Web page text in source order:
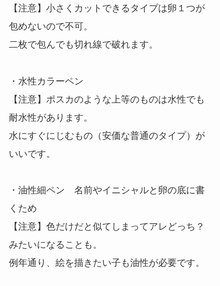
【注意】小さくカットできるタイプは卵１つが
包めないので不可。
二枚で包んでも切れ線で破れます。
・水性カラーペン
【注意】ポスカのような上等のものは水性でも
耐水性があります。
水にすぐにじむもの（安価な普通のタイプ）が
いいです。
・油性細ペン 名前やイニシャルと卵の底に書
くため
【注意】色だけだと似てしまってアレどっち？
みたいになることも。
例年通り、絵を描きたい子も油性が必要です。